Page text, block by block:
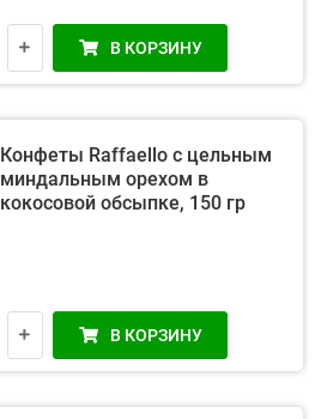
В КОРЗИНУ
Конфеты Raffaello с цельным
миндальным орехом в
кокосовой обсыпке, 150 гр
В КОРЗИНУ